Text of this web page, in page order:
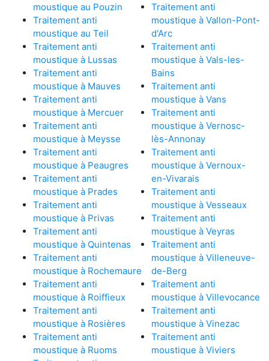
moustique au Pouzin
Traitement anti
moustique au Teil
Traitement anti
moustique à Lussas
Traitement anti
moustique à Mauves
Traitement anti
moustique à Mercuer
Traitement anti
moustique à Meysse
Traitement anti
moustique à Peaugres
Traitement anti
moustique à Prades
Traitement anti
moustique à Privas
Traitement anti
moustique à Quintenas
Traitement anti
moustique à Rochemaure
Traitement anti
moustique à Roiffieux
Traitement anti
moustique à Rosières
Traitement anti
moustique à Ruoms
Traitement anti
moustique à Vallon-Pont-
d'Arc
Traitement anti
moustique à Vals-les-
Bains
Traitement anti
moustique à Vans
Traitement anti
moustique à Vernosc-
lès-Annonay
Traitement anti
moustique à Vernoux-
en-Vivarais
Traitement anti
moustique à Vesseaux
Traitement anti
moustique à Veyras
Traitement anti
moustique à Villeneuve-
de-Berg
Traitement anti
moustique à Villevocance
Traitement anti
moustique à Vinezac
Traitement anti
moustique à Viviers